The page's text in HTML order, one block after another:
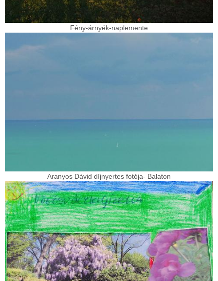
Fény-árnyék-naplemente
Aranyos Dávid díjnyertes fotója- Balaton